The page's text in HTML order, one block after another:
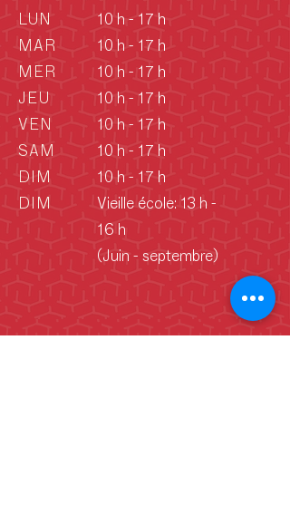
LUN
MAR
MER
JEU
VEN
SAM
DIM
DIM
10 h - 17 h
10 h - 17 h
10 h - 17 h
10 h - 17 h
10 h - 17 h
10 h - 17 h
10 h - 17 h
Vieille école: 13 h -
16 h
(Juin - septembre)